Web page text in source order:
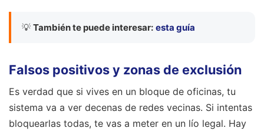
💡 También te puede interesar: esta guía
Falsos positivos y zonas de exclusión
Es verdad que si vives en un bloque de oficinas, tu
sistema va a ver decenas de redes vecinas. Si intentas
bloquearlas todas, te vas a meter en un lío legal. Hay